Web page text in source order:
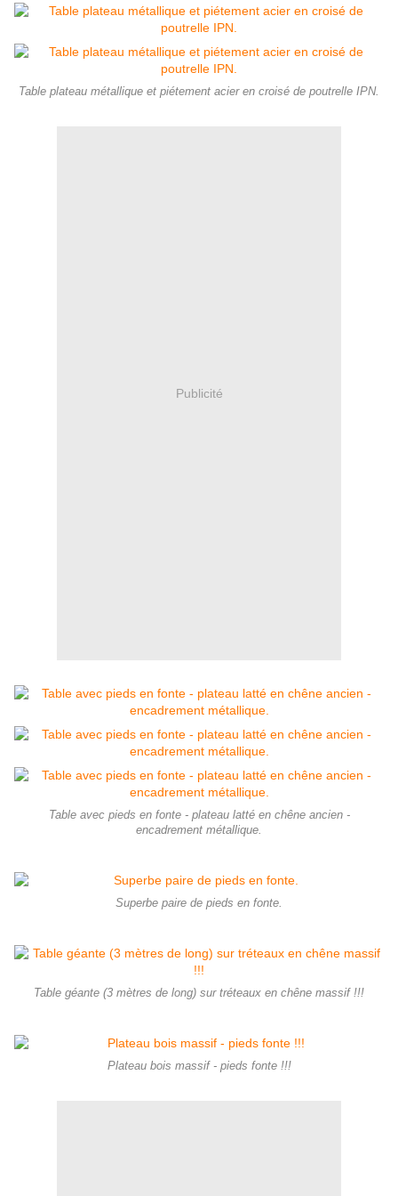
Table plateau métallique et piétement acier en croisé de poutrelle IPN.
Publicité
Table avec pieds en fonte - plateau latté en chêne ancien -
encadrement métallique.
Superbe paire de pieds en fonte.
Table géante (3 mètres de long) sur tréteaux en chêne massif !!!
Plateau bois massif - pieds fonte !!!